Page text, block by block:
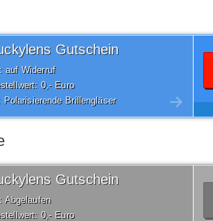
Gutschein
auf Widerruf
0,- Euro
Polarisierende Brillengläser
Gutschein
Abgelaufen
0,- Euro